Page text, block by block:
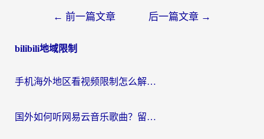
导
← 前一篇文章 后一篇文章 →
bilibili地域限制
手机海外地区看视频限制怎么解决？留学生亲测有效的回国加速器指南
国外如何听网易云音乐歌曲？留学生亲测有效的回国加速方案